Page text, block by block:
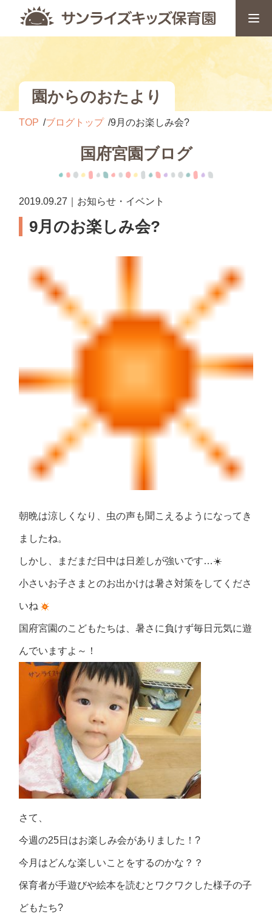
園からのおたより
TOP ブログトップ 9月のお楽しみ会?
国府宮園ブログ
2019.09.27｜お知らせ・イベント
9月のお楽しみ会?
朝晩は涼しくなり、虫の声も聞こえるようになってき
ましたね。
しかし、まだまだ日中は日差しが強いです…☀️
小さいお子さまとのお出かけは暑さ対策をしてくださ
いね
国府宮園のこどもたちは、暑さに負けず毎日元気に遊
んでいますよ～！
さて、
今週の25日はお楽しみ会がありました！?
今月はどんな楽しいことをするのかな？？
保育者が手遊びや絵本を読むとワクワクした様子の子
どもたち?